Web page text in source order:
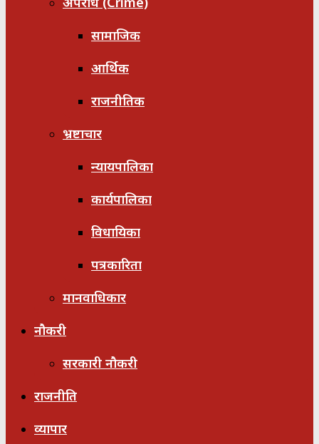
सामाजिक
आर्थिक
राजनीतिक
भ्रष्टाचार
न्यायपालिका
कार्यपालिका
विधायिका
पत्रकारिता
मानवाधिकार
नौकरी
सरकारी नौकरी
राजनीति
व्यापार